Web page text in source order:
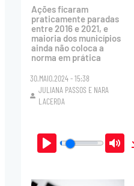
Ações ficaram
praticamente paradas
entre 2016 e 2021, e
maioria dos municípios
ainda não coloca a
norma em prática
30.MAIO.2024 - 15:38
JULIANA PASSOS E NARA
LACERDA
Play Mute